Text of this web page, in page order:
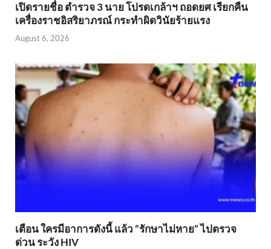
เปิดรายชื่อ ตำรวจ 3 นาย โปรดเกล้าฯ ถอดยศ เรียกคืน
เครื่องราชอิสริยาภรณ์ กระทำผิดวินัยร้ายแรง
August 6, 2026
เตือน ใครมีอาการดังนี้ แล้ว “รักษาไม่หาย” ไปตรวจ
ด่วน ระวัง HIV